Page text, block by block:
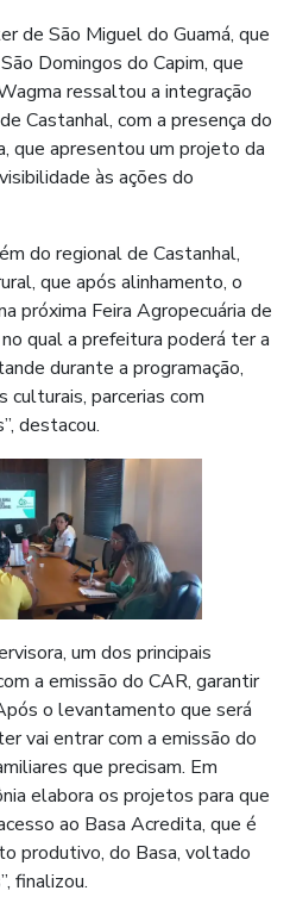
de São Miguel do Guamá, que
Domingos do Capim, que
ressaltou a integração
Castanhal, com a presença do
que apresentou um projeto da
às ações do
do regional de Castanhal,
que após alinhamento, o
próxima Feira Agropecuária de
qual a prefeitura poderá ter a
durante a programação,
parcerias com
destacou.
um dos principais
a emissão do CAR, garantir
o levantamento que será
vai entrar com a emissão do
que precisam. Em
elabora os projetos para que
ao Basa Acredita, que é
produtivo, do Basa, voltado
finalizou.